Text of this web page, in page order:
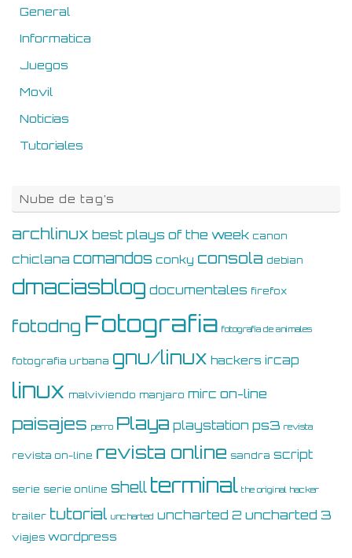
General
Informatica
Juegos
Movil
Noticias
Tutoriales
Nube de tag’s
archlinux best plays of the week canon
chiclana comandos conky consola debian
dmaciasblog documentales firefox
fotodng Fotografia fotografia de animales
fotografia urbana gnu/linux hackers ircap
linux malviviendo manjaro mirc on-line
paisajes perro Playa playstation ps3 revista
revista on-line revista online sandra script
serie serie online shell terminal the original hacker
trailer tutorial uncharted uncharted 2 uncharted 3
viajes wordpress